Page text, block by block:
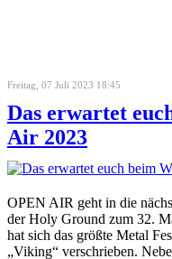
Freitag, 07 Juli 2023 18:45
Das erwartet
Air 2023
OPEN AIR geht in die
der Holy Ground zum 32.
hat sich das größte Metal
„Viking“ verschrieben.